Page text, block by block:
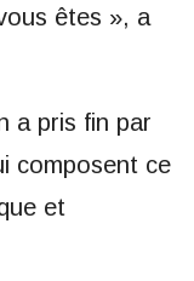
êtes », a
a pris fin par
composent ce
et